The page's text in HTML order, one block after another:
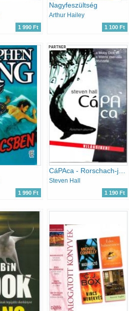
1 990 Ft
Nagyfeszültség
Arthur Hailey
1 100 Ft
1 990 Ft
PARTNER
CáPAca - Rorschach-játszmák
Steven Hall
1 190 Ft